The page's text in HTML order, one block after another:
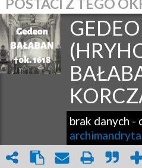
brak danych -